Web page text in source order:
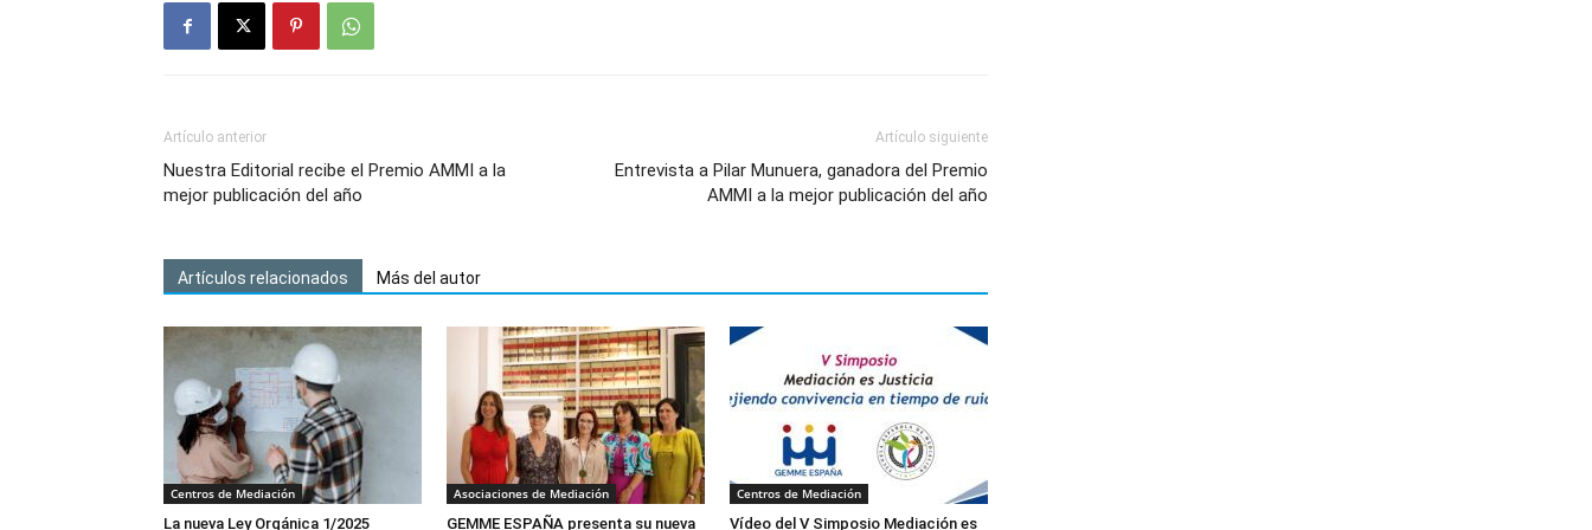
Artículo anterior
Nuestra Editorial recibe el Premio AMMI a la
mejor publicación del año
Artículo siguiente
Entrevista a Pilar Munuera, ganadora del Premio
AMMI a la mejor publicación del año
Artículos relacionados Más del autor
Centros de Mediación
La nueva Ley Orgánica 1/2025
Asociaciones de Mediación
GEMME ESPAÑA presenta su nueva
Centros de Mediación
Vídeo del V Simposio Mediación es